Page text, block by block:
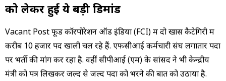
को लेकर हुई ये बड़ी डिमांड
Vacant Post फूड कॉरपोरेशन ऑड इंडिया (FCI) में दो खास कैटेगिरी में
करीब 10 हजार पद खाली चल रहे हैं. एफसीआई कर्मचारी संघ लगातार पदों
पर भर्ती की मांग कर रहा है. वहीं सीपीआई (एम) के सांसद ने भी केन्द्रीय
मंत्री को पत्र लिखकर जल्द से जल्द पदों को भरने की बात को उठाया है.